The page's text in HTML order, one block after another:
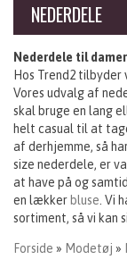
NEDERDELE
Nederdele til damer
Hos Trend2
Vores udvalg af
skal bruge en lang
helt casual til at
af derhjemme, så
size nederdele, er
at have på og
en lækker bluse. Vi
sortiment, så vi kan
Forside » Modetøj »